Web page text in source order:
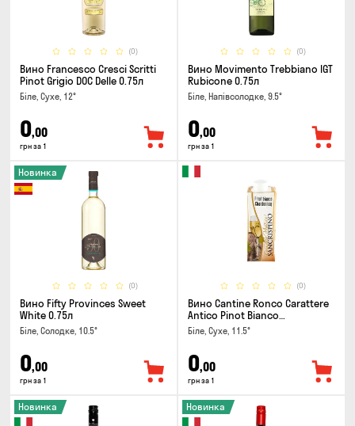
(0)
Вино Francesco Cresci Scritti
Pinot Grigio DOC Delle 0.75л
Біле, Сухе, 12°
0,00
грн за 1
(0)
Вино Movimento Trebbiano IGT
Rubicone 0.75л
Біле, Напівсолодке, 9.5°
0,00
грн за 1
(0)
Новинка
Вино Fifty Provinces Sweet
White 0.75л
Біле, Солодке, 10.5°
0,00
грн за 1
(0)
Вино Cantine Ronco Carattere
Antico Pinot Bianco
Chardonnay Rubicone IGT 0.25л
Біле, Сухе, 11.5°
0,00
грн за 1
Новинка Новинка